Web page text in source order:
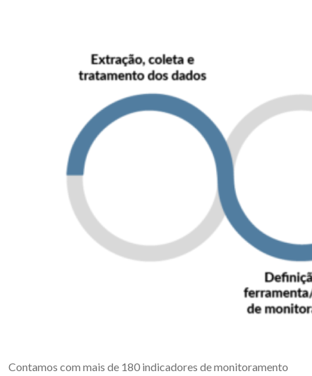
Contamos com mais de 180 indicadores de monitoramento